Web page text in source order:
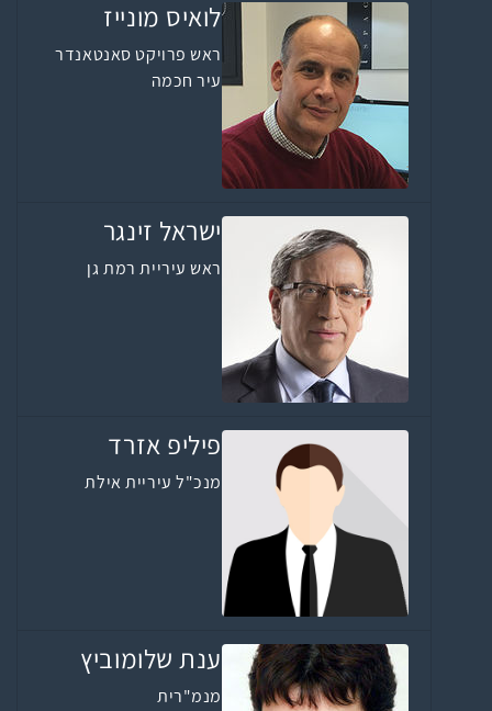
לואיס מונייז
ראש פרויקט סאנטאנדר
עיר חכמה
ישראל זינגר
ראש עיריית רמת גן
פיליפ אזרד
מנכ"ל עיריית אילת
ענת שלומוביץ
מנמ"רית